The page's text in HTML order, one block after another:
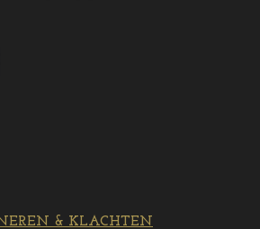
& KLACHTEN